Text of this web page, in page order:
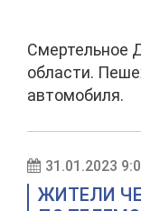
Смертельное
области.
автомобиля.
31.01.2023
ЖИТЕЛИ